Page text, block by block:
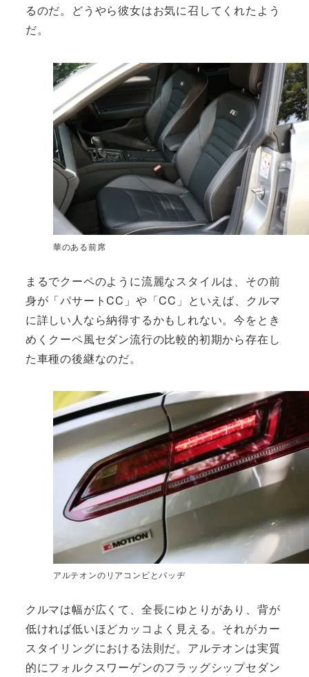
るのだ。どうやら彼女はお気に召してくれたよう
だ。
華のある前席
まるでクーペのように流麗なスタイルは、その前
身が「パサートCC」や「CC」といえば、クルマ
に詳しい人なら納得するかもしれない。今をとき
めくクーペ風セダン流行の比較的初期から存在し
た車種の後継なのだ。
アルテオンのリアコンビとバッヂ
クルマは幅が広くて、全長にゆとりがあり、背が
低ければ低いほどカッコよく見える。それがカー
スタイリングにおける法則だ。アルテオンは実質
的にフォルクスワーゲンのフラッグシップセダン